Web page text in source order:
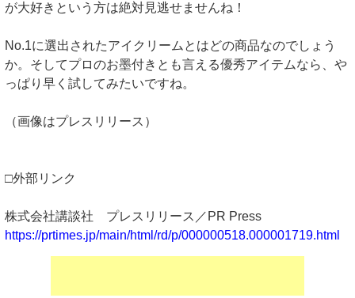
が大好きという方は絶対見逃せませんね！
No.1に選出されたアイクリームとはどの商品なのでしょう
か。そしてプロのお墨付きとも言える優秀アイテムなら、や
っぱり早く試してみたいですね。
（画像はプレスリリース）
□外部リンク
株式会社講談社 プレスリリース／PR Press
https://prtimes.jp/main/html/rd/p/000000518.000001719.html